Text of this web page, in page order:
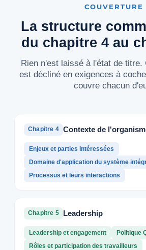
COUVERTURE
La structure
du chapitre 4 au
Rien n'est laissé à l'état de titre.
est décliné en exigences à
couvre chacun
Chapitre 4 Contexte de
Enjeux et parties intéressées
Domaine d'application du système
Processus et leurs interactions
Chapitre 5 Leadership
Leadership et engagement
Politique
Rôles et participation des travailleurs